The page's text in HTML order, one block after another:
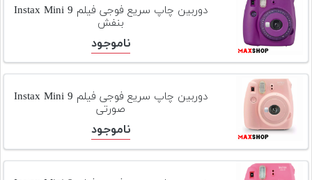
محصول
دست
دوم
لیست
قیمت
دوربین
بله
دوربین چاپ سریع فوجی فیلم Instax Mini 9
بنفش
ناموجود
دوربین چاپ سریع فوجی فیلم Instax Mini 9
صورتی
ناموجود